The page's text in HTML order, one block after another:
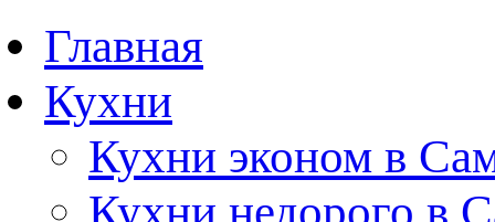
Главная
Кухни
Кухни эконом в
Кухни недорого в